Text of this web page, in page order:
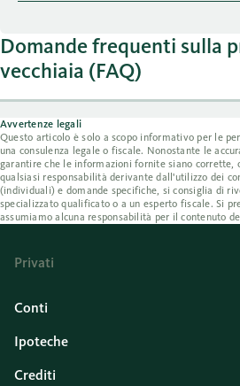
Domande frequenti sulla
vecchiaia (FAQ)
Avvertenze legali
Questo articolo è solo a scopo informativo per le
una consulenza legale o fiscale. Nonostante le
garantire che le informazioni fornite siano corrette,
qualsiasi responsabilità derivante dall'utilizzo dei
(individuali) e domande specifiche, si consiglia di
specializzato qualificato o a un esperto fiscale. Si
assumiamo alcuna responsabilità per il contenuto
Privati
Conti
Ipoteche
Crediti